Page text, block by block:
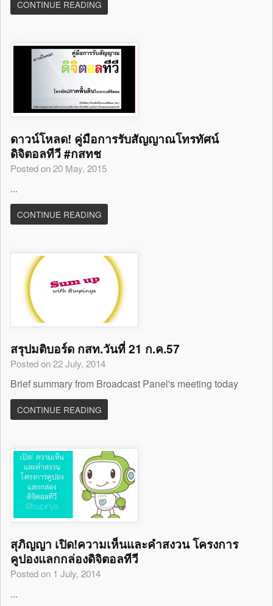
CONTINUE READING
ดาวน์โหลด! คู่มือการรับสัญญาณโทรทัศน์
ดิจิตอลทีวี #กสทช
Posted on 20 May, 2015
...
CONTINUE READING
สรุปมติบอร์ด กสท.วันที่ 21 ก.ค.57
Posted on 22 July, 2014
Brief summary from Broadcast Panel's meeting today
CONTINUE READING
สุภิญญา เปิด!ความเห็นและคำสงวน โครงการ
คูปองแลกกล่องดิจิตอลทีวี
Posted on 1 July, 2014
...